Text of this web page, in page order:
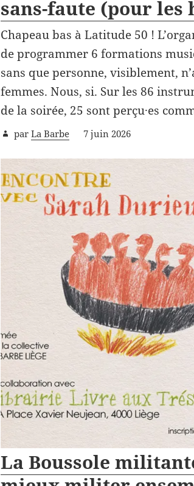
sans-faute (pour les
Chapeau bas à Latitude 50 !
de programmer 6 formations
sans que personne, visiblement,
femmes. Nous, si. Sur les 86
de la soirée, 25 sont perçu·es
par La Barbe 7 juin 2026
La Boussole